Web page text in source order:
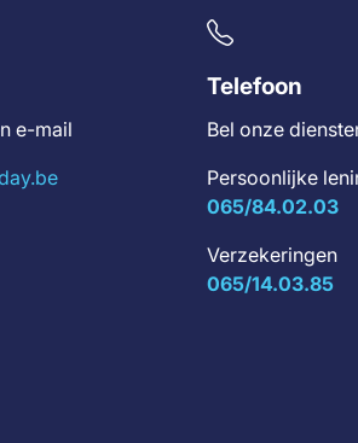
e-mail
Telefoon
Bel onze
Persoonlijke
065/84.02.03
Verzekeringen
065/14.03.85